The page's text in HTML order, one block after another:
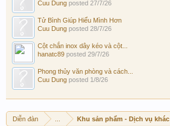
Cuu Dung posted 27/7/26
Tử Bình Giúp Hiểu Mình Hơn
Cuu Dung posted 28/7/26
Cột chắn inox dây kéo và cột...
hanatc89 posted 29/7/26
Phong thủy văn phòng và cách...
Cuu Dung posted 1/8/26
Diễn đàn ... Khu sản phẩm - Dịch vụ khác